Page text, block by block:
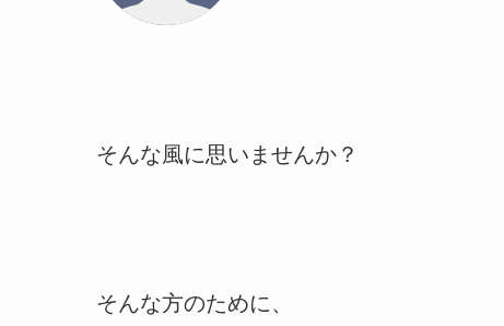
そんな風に思いませんか？
そんな方のために、